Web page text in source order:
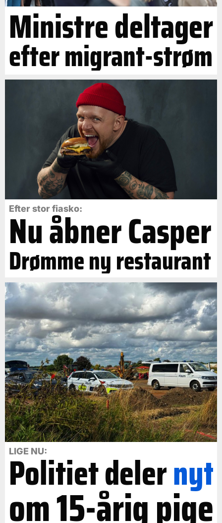
Ministre deltager
efter migrant-strøm
Efter stor fiasko:
Nu åbner Casper
Drømme ny restaurant
LIGE NU:
Politiet delernyt
om 15-årig pige